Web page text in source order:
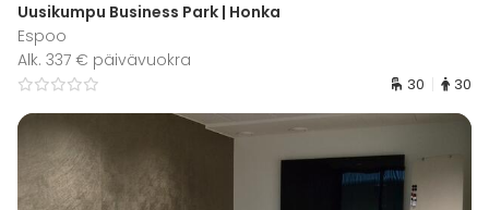
Uusikumpu Business Park | Honka
Espoo
Alk. 337 € päivävuokra
30 30